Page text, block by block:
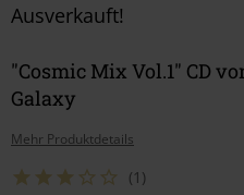
Ausverkauft!
"Cosmic Mix Vol.1" CD
Galaxy
Mehr Produktdetails
(1)